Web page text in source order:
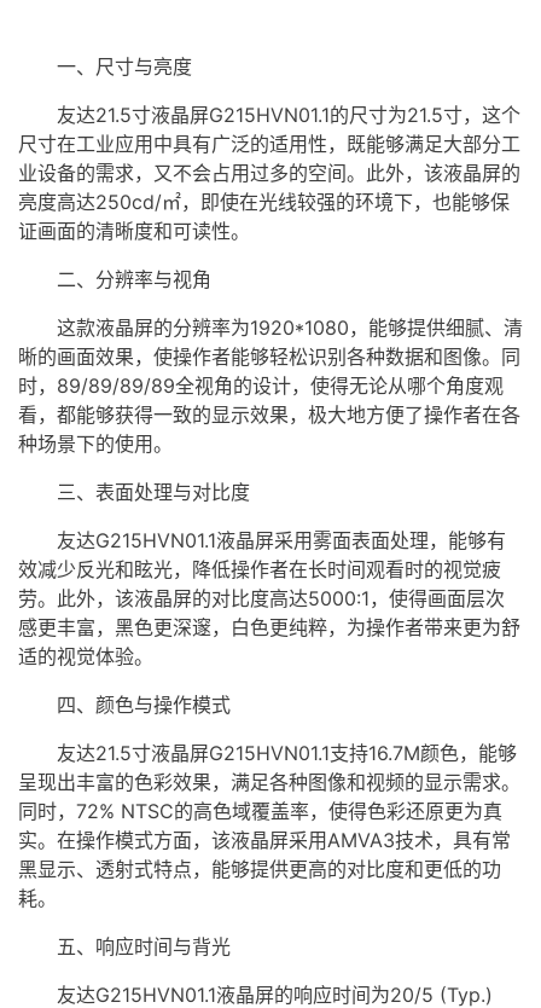
一、尺寸与亮度
友达21.5寸液晶屏G215HVN01.1的尺寸为21.5寸，这个
尺寸在工业应用中具有广泛的适用性，既能够满足大部分工
业设备的需求，又不会占用过多的空间。此外，该液晶屏的
亮度高达250cd/㎡，即使在光线较强的环境下，也能够保
证画面的清晰度和可读性。
二、分辨率与视角
这款液晶屏的分辨率为1920*1080，能够提供细腻、清
晰的画面效果，使操作者能够轻松识别各种数据和图像。同
时，89/89/89/89全视角的设计，使得无论从哪个角度观
看，都能够获得一致的显示效果，极大地方便了操作者在各
种场景下的使用。
三、表面处理与对比度
友达G215HVN01.1液晶屏采用雾面表面处理，能够有
效减少反光和眩光，降低操作者在长时间观看时的视觉疲
劳。此外，该液晶屏的对比度高达5000:1，使得画面层次
感更丰富，黑色更深邃，白色更纯粹，为操作者带来更为舒
适的视觉体验。
四、颜色与操作模式
友达21.5寸液晶屏G215HVN01.1支持16.7M颜色，能够
呈现出丰富的色彩效果，满足各种图像和视频的显示需求。
同时，72% NTSC的高色域覆盖率，使得色彩还原更为真
实。在操作模式方面，该液晶屏采用AMVA3技术，具有常
黑显示、透射式特点，能够提供更高的对比度和更低的功
耗。
五、响应时间与背光
友达G215HVN01.1液晶屏的响应时间为20/5 (Typ.)